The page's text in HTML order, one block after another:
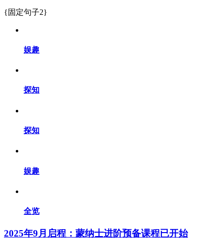
{固定句子2}
娱趣
探知
探知
娱趣
全览
2025年9月启程：蒙纳士进阶预备课程已开始